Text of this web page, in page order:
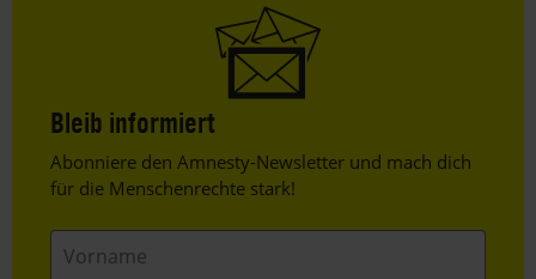
Bleib informiert
Header
Text
Abonniere den Amnesty-Newsletter und mach dich
für die Menschenrechte stark!